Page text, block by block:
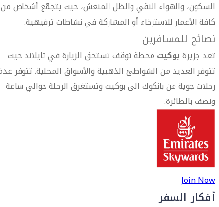
السكون، والهواء النقي والظل المنعش، حيث يتجمّع أشخاص من
كافة الأعمار للاسترخاء أو المشاركة في نشاطات ترفيهية.
نصائح للمسافرين
تعد جزيرةبوكيت محطة توقف تستحق الزيارة في تايلاند حيث
تتوفر العديد من الشواطئ الذهبية والأسواق المحلية. تتوفر
رحلات جوية من بانكوك الى بوكيت وتستغرق الرحلة حوالي ساعة
ونصف بالطائرة.
Join Now
أفكار السفر